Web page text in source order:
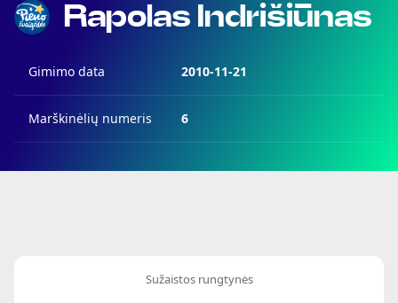
Rapolas Indrišiūnas
Gimimo data 2010-11-21
Marškinėlių numeris 6
Sužaistos rungtynės